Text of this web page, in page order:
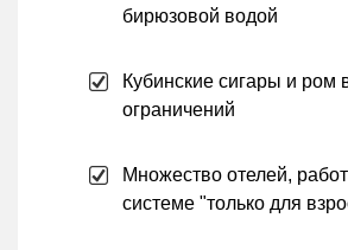
бирюзовой водой
Кубинские сигары и ром
ограничений
Множество отелей,
системе "только для